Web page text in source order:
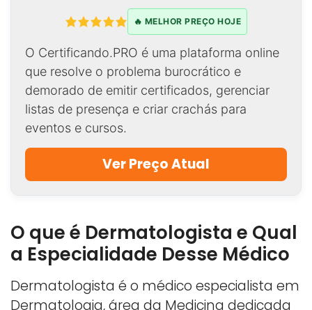
🔥 MELHOR PREÇO HOJE
O Certificando.PRO é uma plataforma online
que resolve o problema burocrático e
demorado de emitir certificados, gerenciar
listas de presença e criar crachás para
eventos e cursos.
Ver Preço Atual
O que é Dermatologista e Qual
a Especialidade Desse Médico
Dermatologista é o médico especialista em
Dermatologia, área da Medicina dedicada